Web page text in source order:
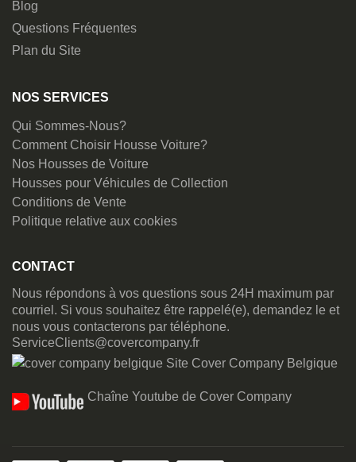
Blog
Questions Fréquentes
Plan du Site
NOS SERVICES
Qui Sommes-Nous?
Comment Choisir Housse Voiture?
Nos Housses de Voiture
Housses pour Véhicules de Collection
Conditions de Vente
Politique relative aux cookies
CONTACT
Nous répondons à vos questions sous 24H maximum par
courriel. Si vous souhaitez être rappelé(e), demandez le et
nous vous contacterons par téléphone.
ServiceClients@covercompany.fr
Site Cover Company Belgique
Chaîne Youtube de Cover Company